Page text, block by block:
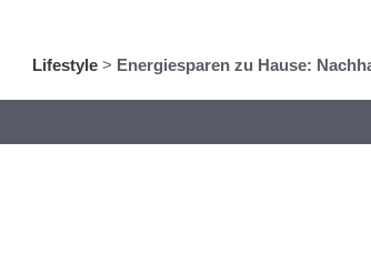
Lifestyle > Energiesparen zu Hause: